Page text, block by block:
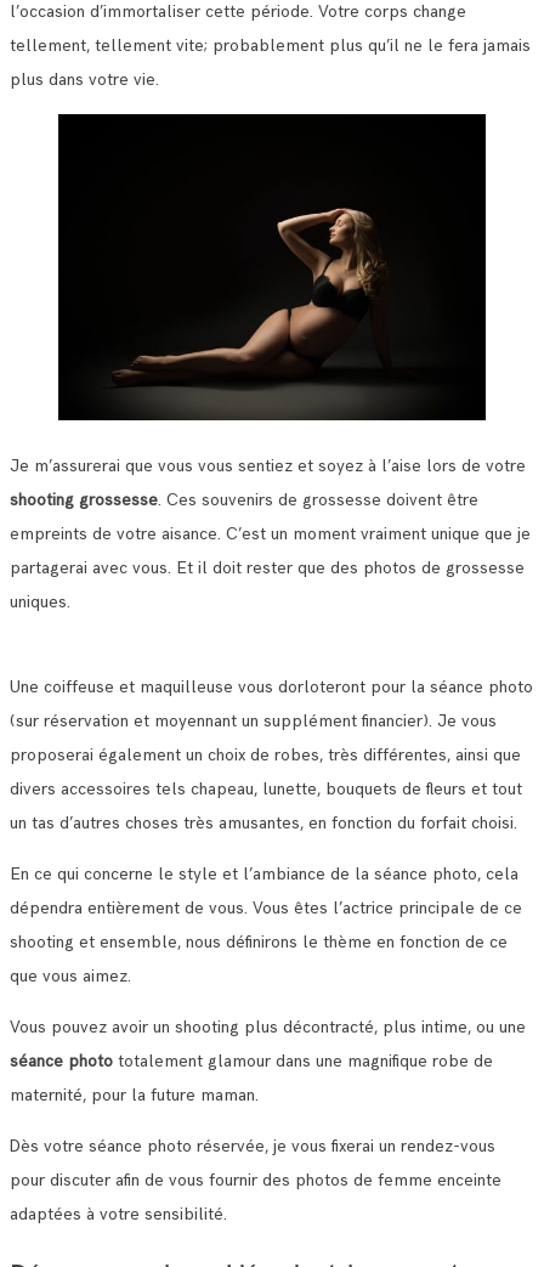
l’occasion d’immortaliser cette période. Votre corps change
tellement, tellement vite; probablement plus qu’il ne le fera jamais
plus dans votre vie.
Je m’assurerai que vous vous sentiez et soyez à l’aise lors de votre
shooting grossesse. Ces souvenirs de grossesse doivent être
empreints de votre aisance. C’est un moment vraiment unique que je
partagerai avec vous. Et il doit rester que des photos de grossesse
uniques.
Une coiffeuse et maquilleuse vous dorloteront pour la séance photo
(sur réservation et moyennant un supplément financier). Je vous
proposerai également un choix de robes, très différentes, ainsi que
divers accessoires tels chapeau, lunette, bouquets de fleurs et tout
un tas d’autres choses très amusantes, en fonction du forfait choisi.
En ce qui concerne le style et l’ambiance de la séance photo, cela
dépendra entièrement de vous. Vous êtes l’actrice principale de ce
shooting et ensemble, nous définirons le thème en fonction de ce
que vous aimez.
Vous pouvez avoir un shooting plus décontracté, plus intime, ou une
séance photo totalement glamour dans une magnifique robe de
maternité, pour la future maman.
Dès votre séance photo réservée, je vous fixerai un rendez-vous
pour discuter afin de vous fournir des photos de femme enceinte
adaptées à votre sensibilité.